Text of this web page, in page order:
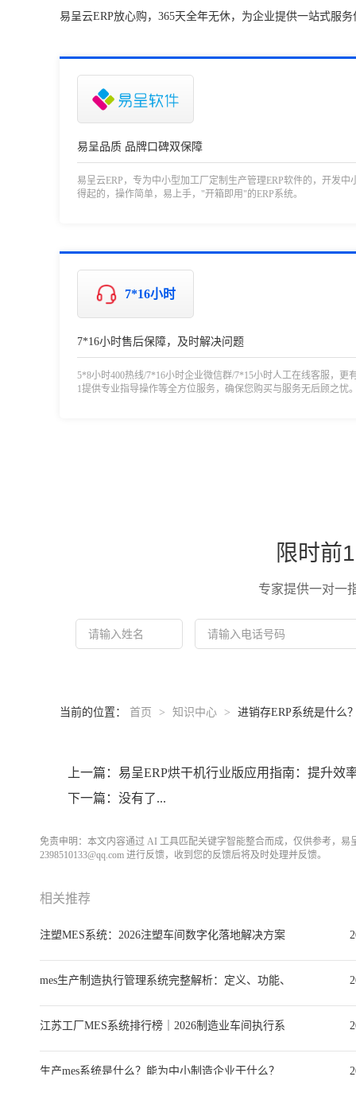
易呈云ERP放心购，365天全年无休，为企业提供一站式服务
易呈品质 品牌口碑双保障
易呈云ERP，专为中小型加工厂定制生产管理ERP软件的，开发中
得起的，操作简单，易上手，"开箱即用"的ERP系统。
7*16小时
7*16小时售后保障，及时解决问题
5*8小时400热线/7*16小时企业微信群/7*15小时人工在线客服，更
1提供专业指导操作等全方位服务，确保您购买与服务无后顾之忧
限时前
专家提供一对一
当前的位置： 首页 > 知识中心 > 进销存ERP系统是什么
上一篇：易呈ERP烘干机行业版应用指南：提升效
下一篇：没有了...
免责申明：本文内容通过 AI 工具匹配关键字智能整合而成，仅供参考，
2398510133@qq.com 进行反馈，收到您的反馈后将及时处理并反馈。
相关推荐
注塑MES系统：2026注塑车间数字化落地解决方案
mes生产制造执行管理系统完整解析：定义、功能、
江苏工厂MES系统排行榜｜2026制造业车间执行系
生产mes系统是什么？能为中小制造企业干什么？